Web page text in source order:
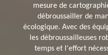
mesure de
débroussailler de
écologique. Avec des
les débroussailleuses
temps et l'effort